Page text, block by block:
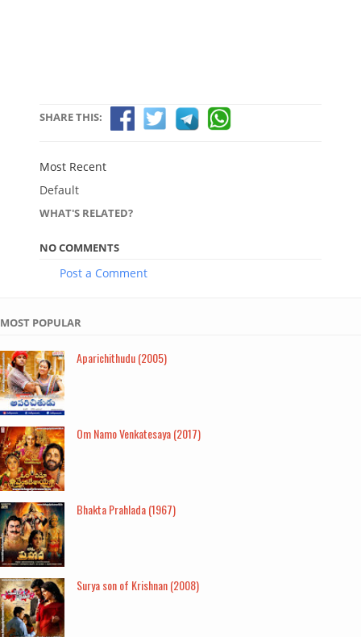
SHARE THIS:
Most Recent
Default
WHAT'S RELATED?
NO COMMENTS
Post a Comment
MOST POPULAR
Aparichithudu (2005)
Om Namo Venkatesaya (2017)
Bhakta Prahlada (1967)
Surya son of Krishnan (2008)